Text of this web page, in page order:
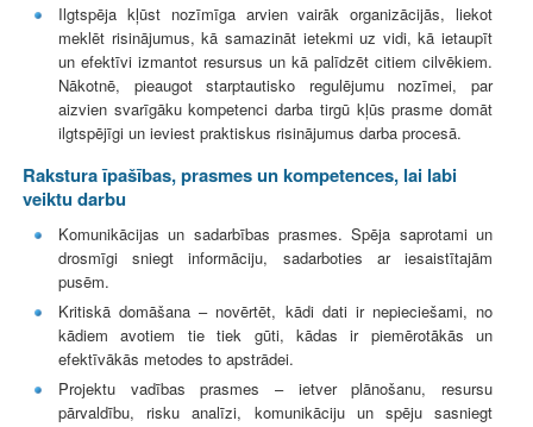
Ilgtspēja kļūst nozīmīga arvien vairāk organizācijās, liekot
meklēt risinājumus, kā samazināt ietekmi uz vidi, kā ietaupīt
un efektīvi izmantot resursus un kā palīdzēt citiem cilvēkiem.
Nākotnē, pieaugot starptautisko regulējumu nozīmei, par
aizvien svarīgāku kompetenci darba tirgū kļūs prasme domāt
ilgtspējīgi un ieviest praktiskus risinājumus darba procesā.
Rakstura īpašības, prasmes un kompetences, lai labi
veiktu darbu
Komunikācijas un sadarbības prasmes. Spēja saprotami un
drosmīgi sniegt informāciju, sadarboties ar iesaistītajām
pusēm.
Kritiskā domāšana – novērtēt, kādi dati ir nepieciešami, no
kādiem avotiem tie tiek gūti, kādas ir piemērotākās un
efektīvākās metodes to apstrādei.
Projektu vadības prasmes – ietver plānošanu, resursu
pārvaldību, risku analīzi, komunikāciju un spēju sasniegt